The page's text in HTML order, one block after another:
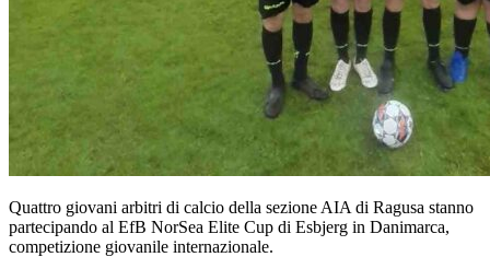
Quattro giovani arbitri di calcio della sezione AIA di Ragusa stanno
partecipando al EfB NorSea Elite Cup di Esbjerg in Danimarca,
competizione giovanile internazionale.